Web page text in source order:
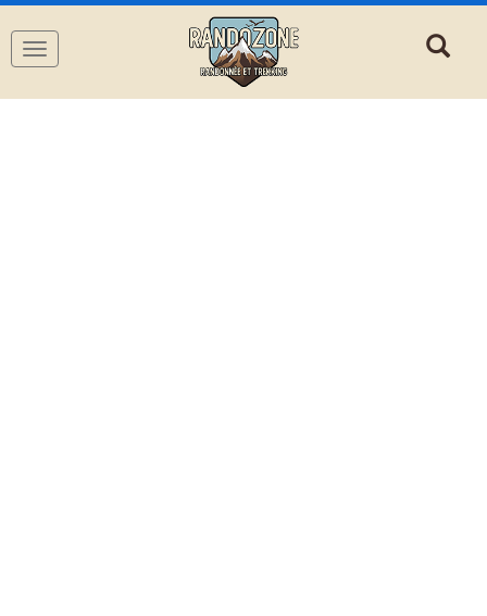
Navigation